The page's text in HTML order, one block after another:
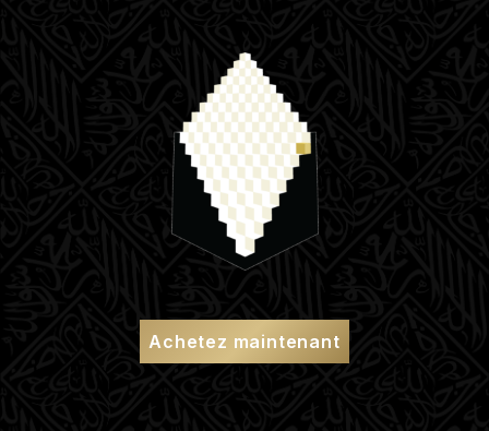
Achetez maintenant